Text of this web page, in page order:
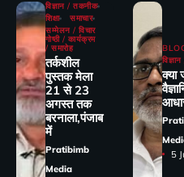
विज्ञान / तकनीक
शिक्षा
समाचार
सम्मेलन / विचार
गोष्ठी / कार्यक्रम
/ समारोह
तर्कशील
पुस्तक मेला
21 से 23
अगस्त तक
बरनाला,पंजाब
में
Pratibimb
Media
क्या
5